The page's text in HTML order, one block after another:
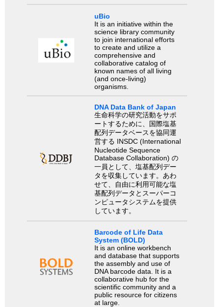
uBio
It is an initiative within the
science library community
to join international efforts
to create and utilize a
comprehensive and
collaborative catalog of
known names of all living
(and once-living)
organisms.
DNA Data Bank of Japan
生命科学の研究活動をサポ
ートするために、国際塩基
配列データベースを協同運
営する INSDC (International
Nucleotide Sequence
Database Collaboration) の
一員として、塩基配列デー
タを収集しています。あわ
せて、自由に利用可能な塩
基配列データとスーパーコ
ンピュータシステムを提供
しています。
Barcode of Life Data
System (BOLD)
It is an online workbench
and database that supports
the assembly and use of
DNA barcode data. It is a
collaborative hub for the
scientific community and a
public resource for citizens
at large.